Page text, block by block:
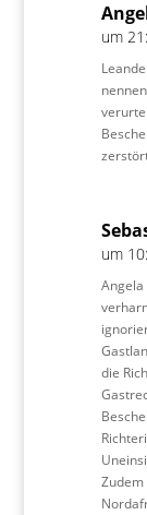
um
um
Angela
die
Zudem